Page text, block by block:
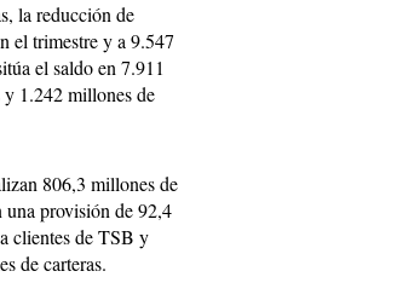
la reducción de
el trimestre y a 9.547
el saldo en 7.911
y 1.242 millones de
806,3 millones de
una provisión de 92,4
clientes de TSB y
de carteras.